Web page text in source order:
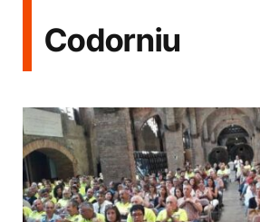
Codorniu